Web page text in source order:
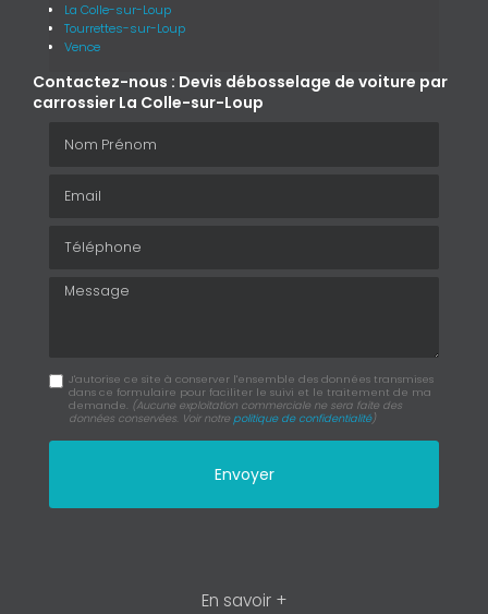
La Colle-sur-Loup
Tourrettes-sur-Loup
Vence
Contactez-nous : Devis débosselage de voiture par
carrossier La Colle-sur-Loup
Message
J'autorise ce site à conserver l'ensemble des données transmises
dans ce formulaire pour faciliter le suivi et le traitement de ma
demande. (Aucune exploitation commerciale ne sera faite des
données conservées. Voir notre politique de confidentialité)
En savoir +